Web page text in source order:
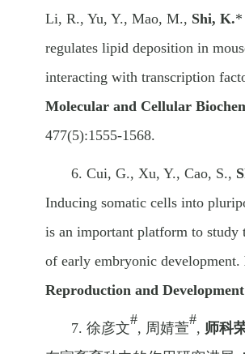
Li, R., Yu, Y., Mao, M., Shi, K.*
regulates lipid deposition in
interacting with transcription
Molecular and Cellular
477(5):1555-1568.
6. Cui, G., Xu, Y., Cao, S.,
Inducing somatic cells into
is an important platform to study
of early embryonic development.
Reproduction and Development
7. 徐彦文
#
, 周婧萱
#
, 师科